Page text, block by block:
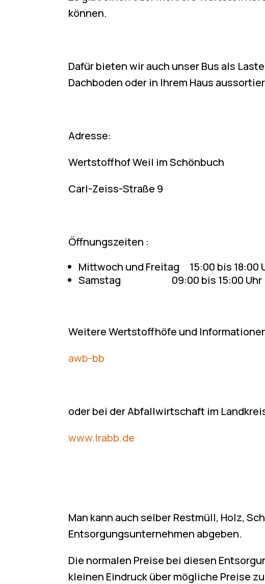
können.
Dafür bieten wir auch unser Bus als
Dachboden oder in Ihrem Haus
Adresse:
Wertstoffhof Weil im Schönbuch
Carl-Zeiss-Straße 9
Öffnungszeiten :
Mittwoch und Freitag 15:00 bis 18:00
Samstag 09:00 bis 15:00 Uhr
Weitere Wertstoffhöfe und
awb-bb
oder bei der Abfallwirtschaft im
www.lrabb.de
Man kann auch selber Restmüll, Holz,
Entsorgungsunternehmen abgeben.
Die normalen Preise bei diesen
kleinen Eindruck über mögliche Preise